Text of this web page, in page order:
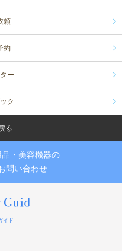
頼
約
ー
ク
る
・美容機器の
問い合わせ
イド